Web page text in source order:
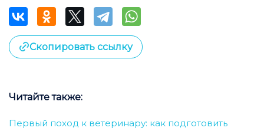
Скопировать ссылку
Читайте также:
Первый поход к ветеринару: как подготовить